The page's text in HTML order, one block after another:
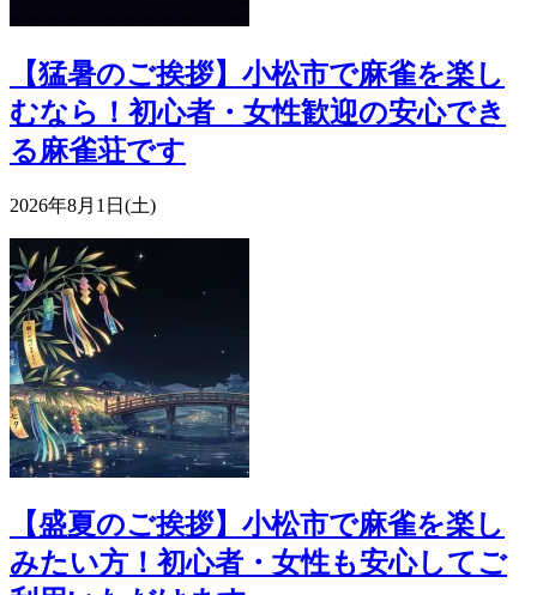
【猛暑のご挨拶】小松市で麻雀を楽し
むなら！初心者・女性歓迎の安心でき
る麻雀荘です
2026年8月1日(土)
【盛夏のご挨拶】小松市で麻雀を楽し
みたい方！初心者・女性も安心してご